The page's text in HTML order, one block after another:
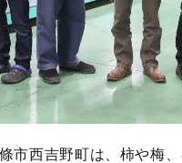
市西吉野町は、柿や梅